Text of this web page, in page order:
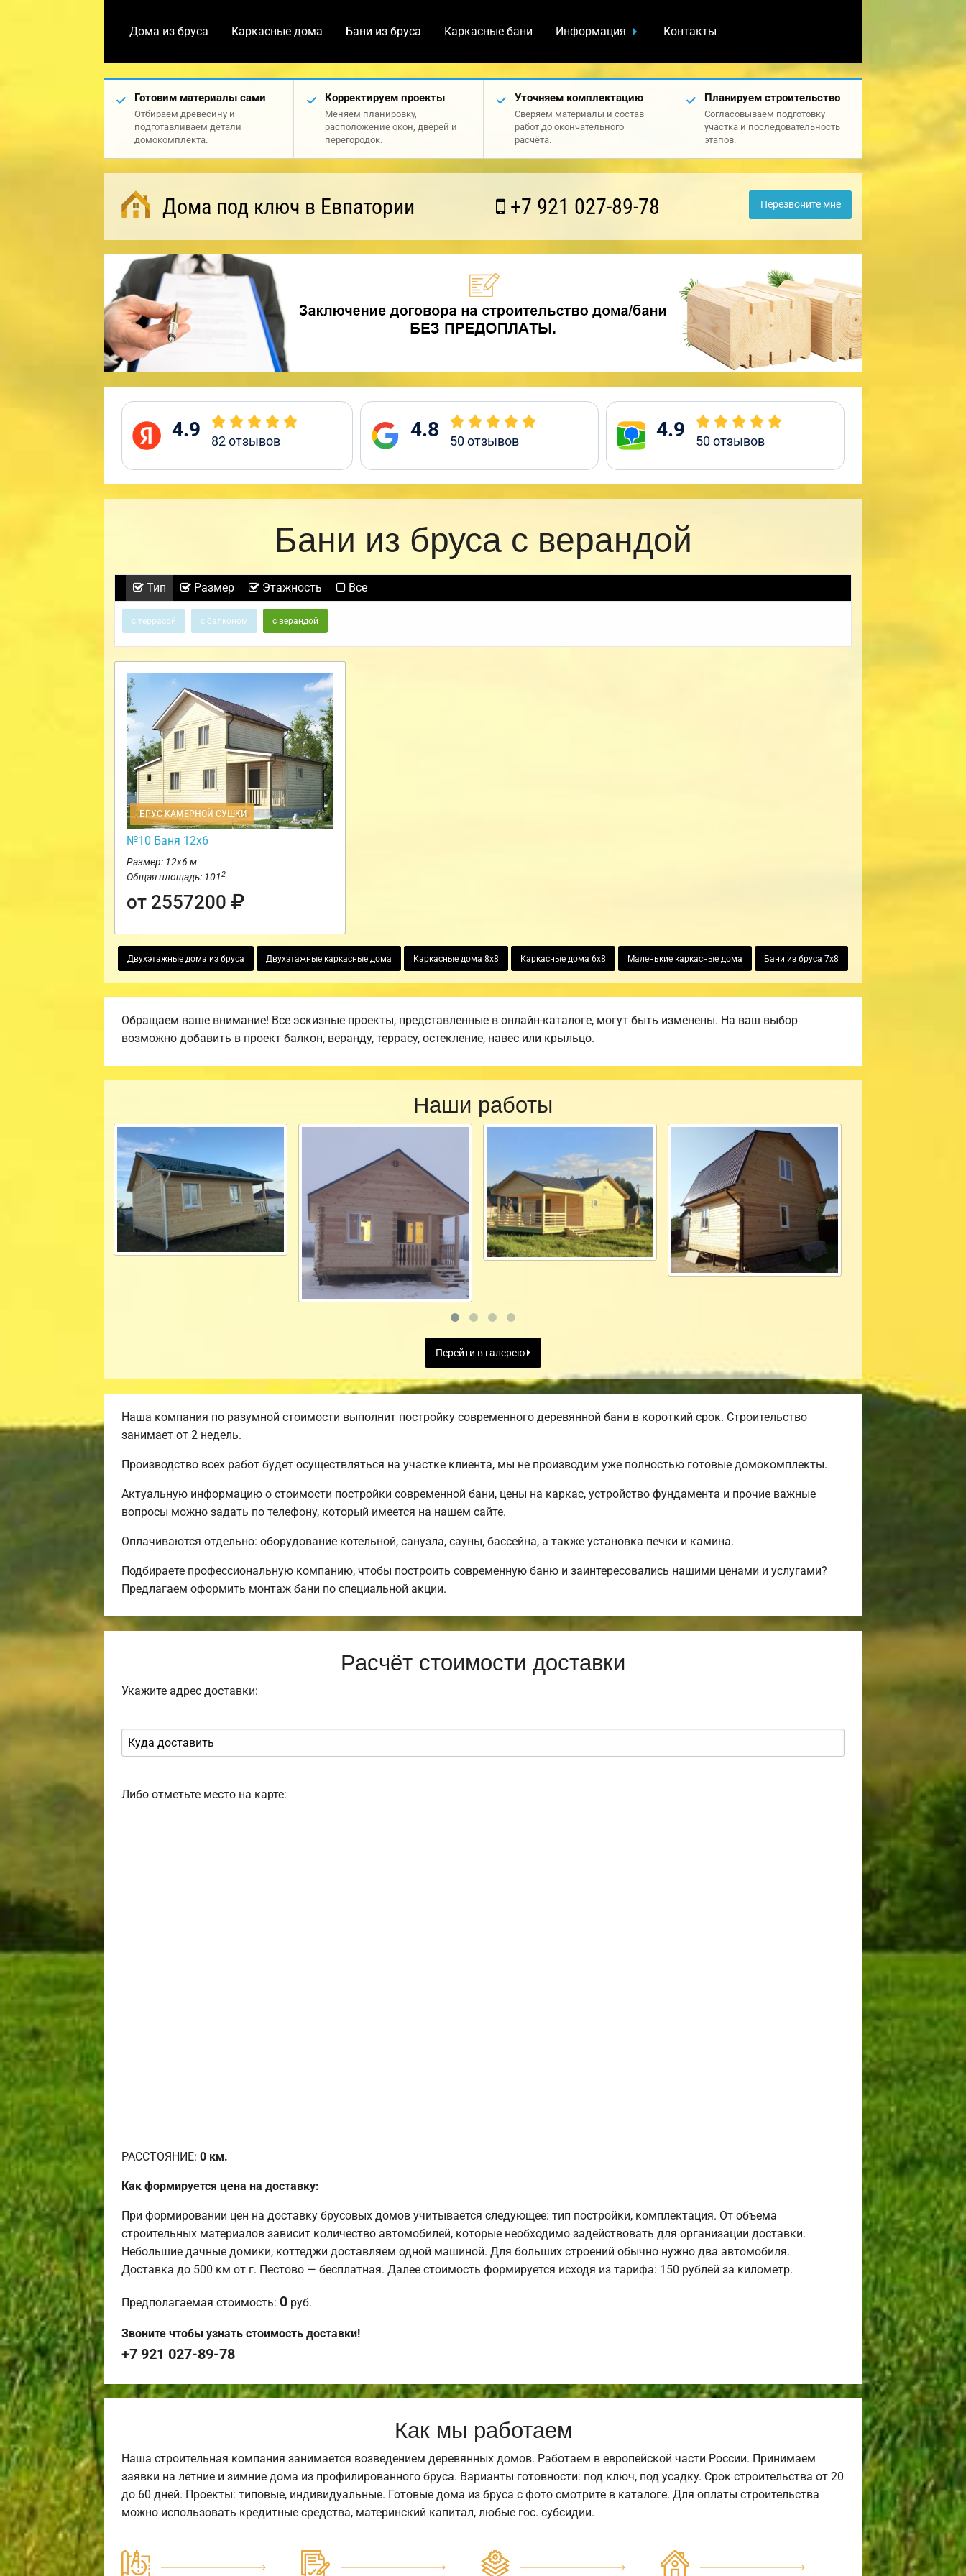
Дома из бруса Каркасные дома Бани из бруса Каркасные бани Информация Контакты
Готовим материалы сами
Отбираем древесину и
подготавливаем детали
домокомплекта.
Корректируем проекты
Меняем планировку,
расположение окон, дверей и
перегородок.
Уточняем комплектацию
Сверяем материалы и состав
работ до окончательного
расчёта.
Планируем строительство
Согласовываем подготовку
участка и последовательность
этапов.
Дома под ключ в Евпатории +7 921 027-89-78 Перезвоните мне
4.9 82отзывов 4.8 50отзывов 4.9 50отзывов
Бани из бруса с верандой
Тип Размер Этажность Все
с террасой с балконом с верандой
БРУС КАМЕРНОЙ СУШКИ
№10 Баня 12х6
Размер: 12х6 м
Общая площадь: 1012
от 2557200
Двухэтажные дома из бруса Двухэтажные каркасные дома Каркасные дома 8х8 Каркасные дома 6х8 Маленькие каркасные дома Бани из бруса 7х8
Обращаем ваше внимание! Все эскизные проекты, представленные в онлайн-каталоге, могут быть изменены. На ваш выбор
возможно добавить в проект балкон, веранду, террасу, остекление, навес или крыльцо.
Наши работы
Перейти в галерею
Наша компания по разумной стоимости выполнит постройку современного деревянной бани в короткий срок. Строительство
занимает от 2 недель.
Производство всех работ будет осуществляться на участке клиента, мы не производим уже полностью готовые домокомплекты.
Актуальную информацию о стоимости постройки современной бани, цены на каркас, устройство фундамента и прочие важные
вопросы можно задать по телефону, который имеется на нашем сайте.
Оплачиваются отдельно: оборудование котельной, санузла, сауны, бассейна, а также установка печки и камина.
Подбираете профессиональную компанию, чтобы построить современную баню и заинтересовались нашими ценами и услугами?
Предлагаем оформить монтаж бани по специальной акции.
Расчёт стоимости доставки
Укажите адрес доставки:
Либо отметьте место на карте:
РАССТОЯНИЕ: 0 км.
Как формируется цена на доставку:
При формировании цен на доставку брусовых домов учитывается следующее: тип постройки, комплектация. От объема
строительных материалов зависит количество автомобилей, которые необходимо задействовать для организации доставки.
Небольшие дачные домики, коттеджи доставляем одной машиной. Для больших строений обычно нужно два автомобиля.
Доставка до 500 км от г. Пестово — бесплатная. Далее стоимость формируется исходя из тарифа: 150 рублей за километр.
Предполагаемая стоимость: 0 руб.
Звоните чтобы узнать стоимость доставки!
+7 921 027-89-78
Как мы работаем
Наша строительная компания занимается возведением деревянных домов. Работаем в европейской части России. Принимаем
заявки на летние и зимние дома из профилированного бруса. Варианты готовности: под ключ, под усадку. Срок строительства от 20
до 60 дней. Проекты: типовые, индивидуальные. Готовые дома из бруса с фото смотрите в каталоге. Для оплаты строительства
можно использовать кредитные средства, материнский капитал, любые гос. субсидии.